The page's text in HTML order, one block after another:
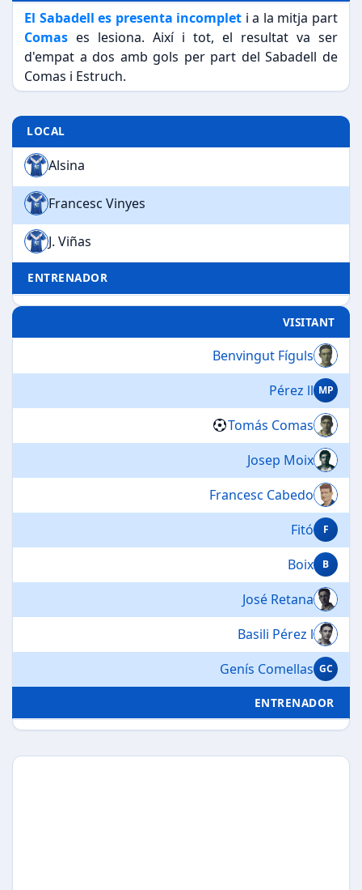
El Sabadell es presenta incomplet i a la mitja part
Comas es lesiona. Així i tot, el resultat va ser
d'empat a dos amb gols per part del Sabadell de
Comas i Estruch.
LOCAL
Alsina
Francesc Vinyes
J. Viñas
ENTRENADOR
VISITANT
Benvingut Fíguls
Pérez ll MP
Tomás Comas
Josep Moix
Francesc Cabedo
Fitó
F
Boix B
José Retana
Basili Pérez l
Genís Comellas GC
ENTRENADOR